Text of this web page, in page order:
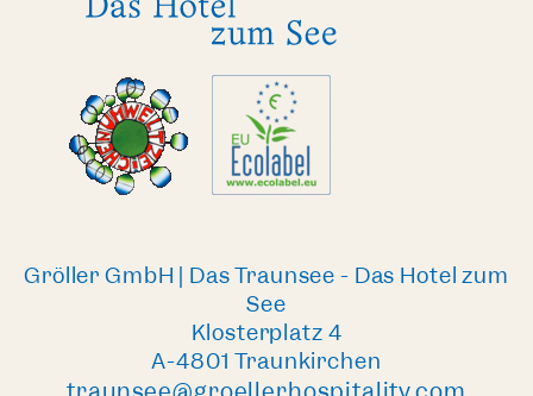
Gröller GmbH | Das Traunsee - Das Hotel zum
See
Klosterplatz 4
A-4801 Traunkirchen